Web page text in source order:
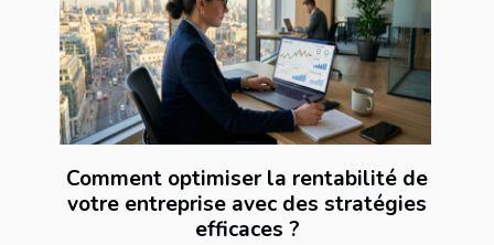
Comment optimiser la rentabilité de
votre entreprise avec des stratégies
efficaces ?